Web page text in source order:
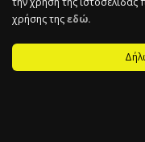
χρήσης τηςεδώ.